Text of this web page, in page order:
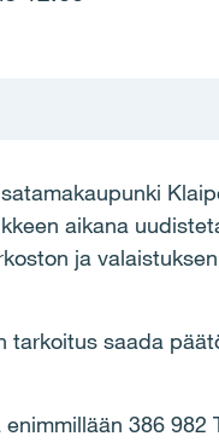
aikana
ja
tarkoitus saada
386 982